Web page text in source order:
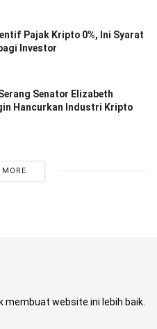
Pajak Kripto 0%, Ini Syarat
Investor
Senator Elizabeth
Hancurkan Industri Kripto
membuat website ini lebih baik.